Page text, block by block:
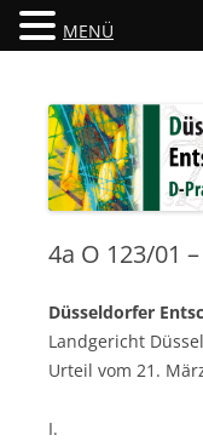
4a O 123/01
Düsseldorfer
Landgericht
Urteil vom 21.
I.
MENÜ